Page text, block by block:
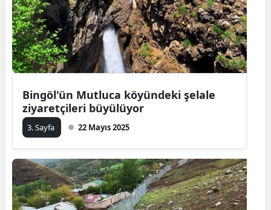
Bingöl'ün Mutluca köyündeki şelale
ziyaretçileri büyülüyor
3. Sayfa 22 Mayıs 2025